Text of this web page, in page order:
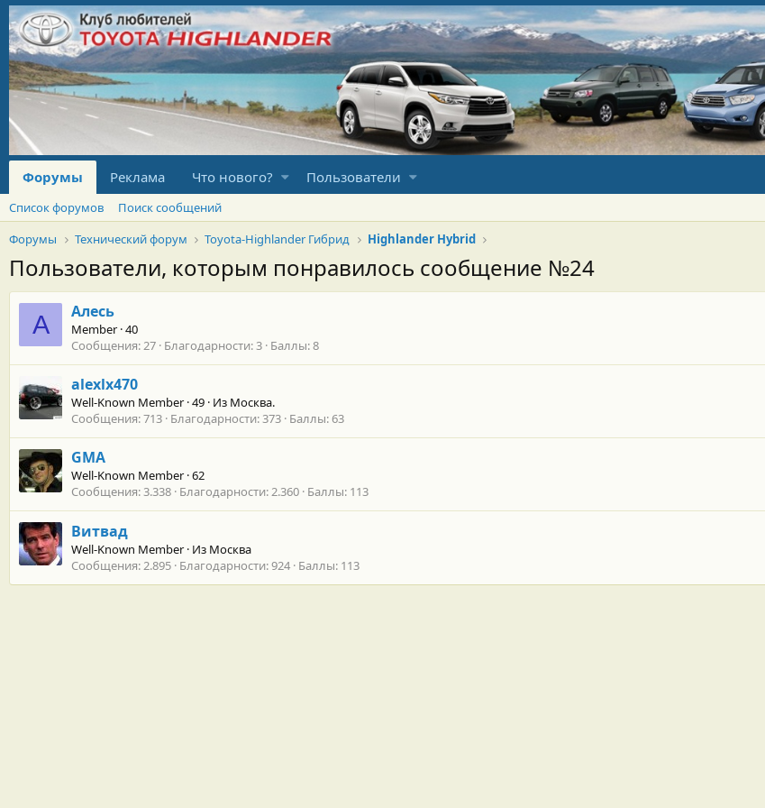
Форумы Реклама Что нового? Пользователи
Список форумов
Поиск сообщений
Форумы
Технический форум Toyota-Highlander Гибрид Highlander Hybrid
Пользователи, которым понравилось сообщение №24
А Алесь
Member ·40
Сообщения 27 Благодарности 3 Баллы 8
alexlx470
Well-Known Member ·49 · Из Москва.
Сообщения 713 Благодарности 373 Баллы 63
GMA
Well-Known Member ·62
Сообщения 3.338 Благодарности 2.360 Баллы 113
Витвад
Well-Known Member · Из Москва
Сообщения 2.895 Благодарности 924 Баллы 113